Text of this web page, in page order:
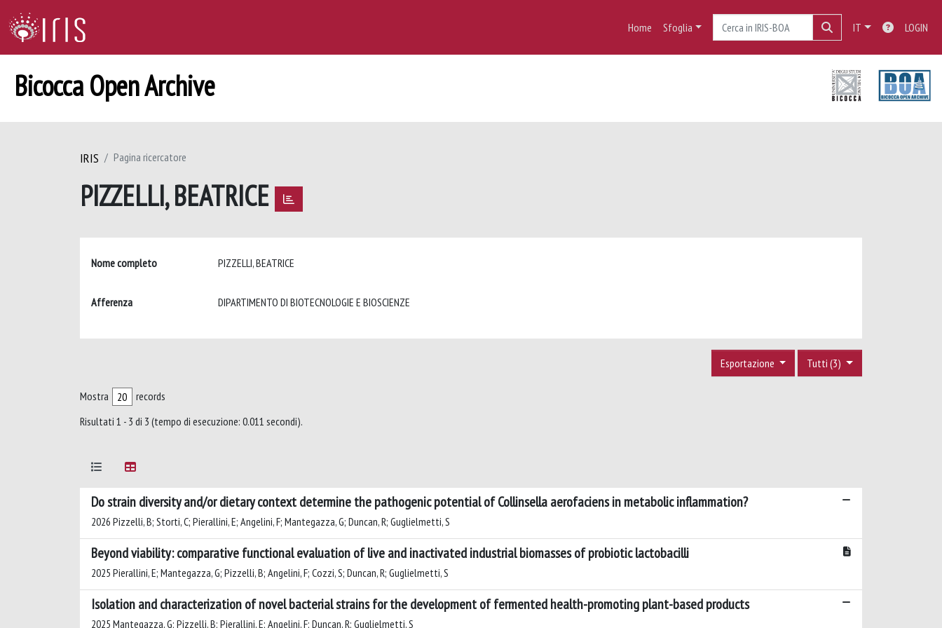
Home Sfoglia IT LOGIN
Bicocca Open Archive
IRIS Pagina ricercatore
PIZZELLI, BEATRICE
Nome completo PIZZELLI, BEATRICE
Afferenza DIPARTIMENTO DI BIOTECNOLOGIE E BIOSCIENZE
Tutti (3)
Esportazione
Mostra
records
Risultati 1 - 3 di 3 (tempo di esecuzione: 0.011 secondi).
Do strain diversity and/or dietary context determine the pathogenic potential of Collinsella aerofaciens in metabolic inflammation?
2026 Pizzelli, B; Storti, C; Pierallini, E; Angelini, F; Mantegazza, G; Duncan, R; Guglielmetti, S
Beyond viability: comparative functional evaluation of live and inactivated industrial biomasses of probiotic lactobacilli
2025 Pierallini, E; Mantegazza, G; Pizzelli, B; Angelini, F; Cozzi, S; Duncan, R; Guglielmetti, S
Isolation and characterization of novel bacterial strains for the development of fermented health-promoting plant-based products
2025 Mantegazza, G; Pizzelli, B; Pierallini, E; Angelini, F; Duncan, R; Guglielmetti, S